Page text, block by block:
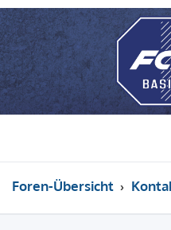
Foren-Übersicht